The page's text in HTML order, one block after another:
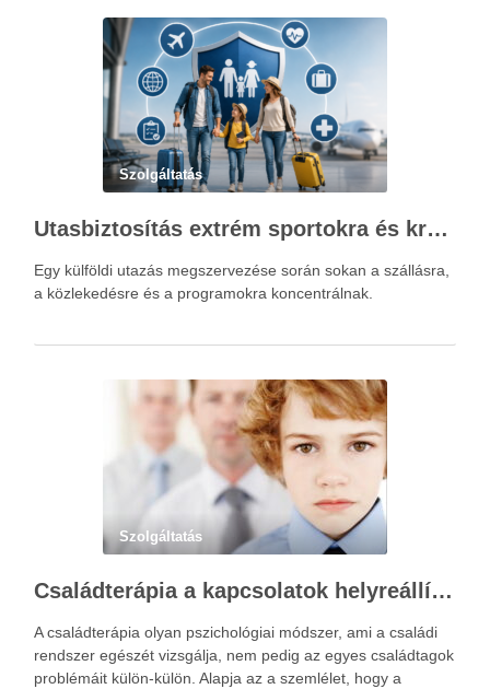
Szolgáltatás
Utasbiztosítás extrém sportokra és krónikus betegségek esetén: mire figyelj utazás előtt?
Egy külföldi utazás megszervezése során sokan a szállásra,
a közlekedésre és a programokra koncentrálnak.
Szolgáltatás
Családterápia a kapcsolatok helyreállításért
A családterápia olyan pszichológiai módszer, ami a családi
rendszer egészét vizsgálja, nem pedig az egyes családtagok
problémáit külön-külön. Alapja az a szemlélet, hogy a